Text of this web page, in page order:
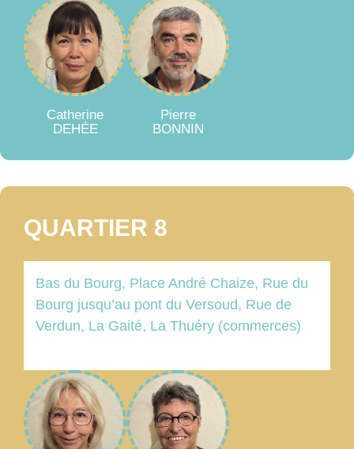
Catherine
DEHÉE
Pierre
BONNIN
QUARTIER 8
Bas du Bourg, Place André Chaize, Rue du
Bourg jusqu’au pont du Versoud, Rue de
Verdun, La Gaité, La Thuéry (commerces)